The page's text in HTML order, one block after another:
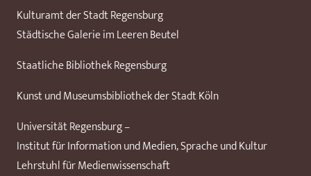
Kulturamt der Stadt Regensburg
Städtische Galerie im Leeren Beutel
Staatliche Bibliothek Regensburg
Kunst und Museumsbibliothek der Stadt Köln
Universität Regensburg –
Institut für Information und Medien, Sprache und Kultur
Lehrstuhl für Medienwissenschaft